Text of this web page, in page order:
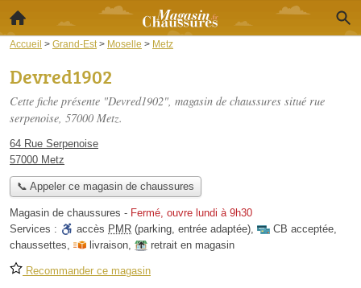
Accueil > Grand-Est > Moselle > Metz
Devred1902
Cette fiche présente "Devred1902", magasin de chaussures situé rue
serpenoise, 57000 Metz.
64 Rue Serpenoise
57000 Metz
📞 Appeler ce magasin de chaussures
Magasin de chaussures - Fermé, ouvre lundi à 9h30
Services :
accès PMR (parking, entrée adaptée), CB acceptée,
chaussettes, livraison, retrait en magasin
Recommander ce magasin